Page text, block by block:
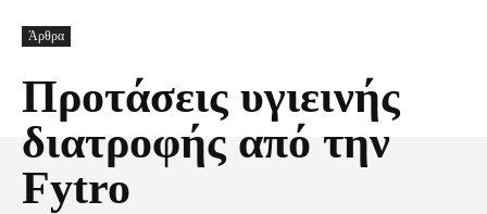
Άρθρα
Προτάσεις υγιεινής
διατροφής από την
Fytro